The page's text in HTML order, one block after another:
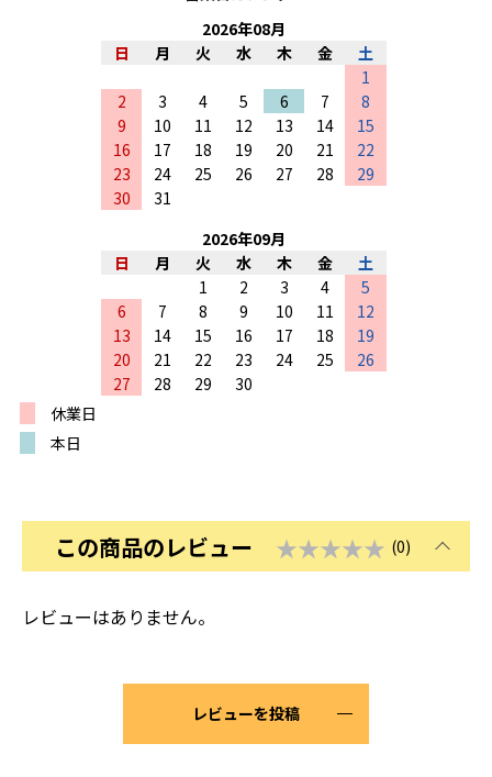
2026年08月
日
月 火 水 木 金
土
1
2
3 4 5 6 7
8
9
10 11 12 13 14
15
16
17 18 19 20 21
22
23
24 25 26 27 28
29
30
31
2026年09月
日
月 火 水 木 金
土
1
2 3 4
5
6
7 8 9 10 11
12
13
14 15 16 17 18
19
20
21 22 23 24 25
26
27
28 29
30
休業日
本日
この商品のレビュー ★★★★★ (0)
レビューはありません。
レビューを投稿